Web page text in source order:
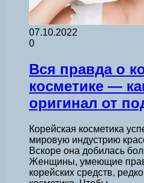
07.10.2022
0
Вся правда о
косметике —
оригинал от
Корейская косметика
мировую индустрию
Вскоре она добилась
Женщины, умеющие
корейских средств,